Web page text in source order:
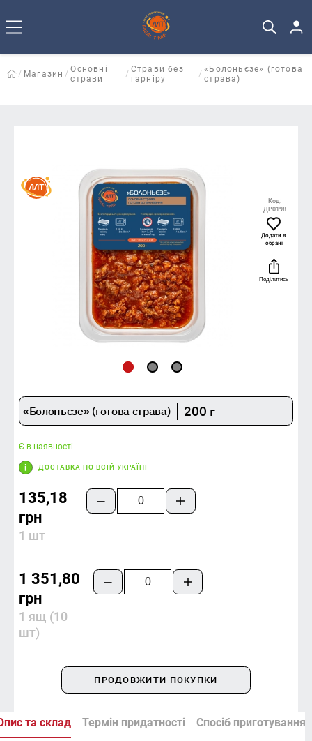
Магазин
Основні
страви
Страви без
гарніру
«Болоньєзе» (готова
страва)
Код:
ДР0198
Додати в
обрані
Поділитись
«Болоньєзе» (готова страва) 200 г
Є в наявності
ДОСТАВКА ПО ВСІЙ УКРАЇНІ
135,18
грн
1 шт
1 351,80
грн
1 ящ (10
шт)
ПРОДОВЖИТИ ПОКУПКИ
та склад Термін придатності Спосіб приготування